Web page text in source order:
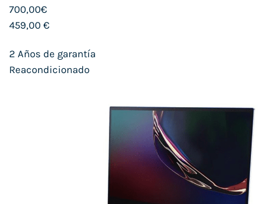
700,00€
459,00 €
2 Años de garantía
Reacondicionado